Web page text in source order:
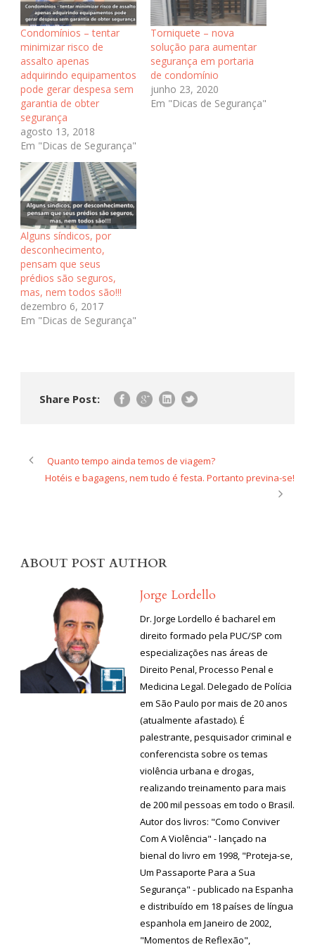
Condomínios – tentar
minimizar risco de
assalto apenas
adquirindo equipamentos
pode gerar despesa sem
garantia de obter
segurança
agosto 13, 2018
Em "Dicas de Segurança"
Torniquete – nova
solução para aumentar
segurança em portaria
de condomínio
junho 23, 2020
Em "Dicas de Segurança"
Alguns síndicos, por
desconhecimento,
pensam que seus
prédios são seguros,
mas, nem todos são!!!
dezembro 6, 2017
Em "Dicas de Segurança"
Share Post:
Quanto tempo ainda temos de viagem?
Hotéis e bagagens, nem tudo é festa. Portanto previna-se!
ABOUT POST AUTHOR
Jorge Lordello
Dr. Jorge Lordello é bacharel em
direito formado pela PUC/SP com
especializações nas áreas de
Direito Penal, Processo Penal e
Medicina Legal. Delegado de Polícia
em São Paulo por mais de 20 anos
(atualmente afastado). É
palestrante, pesquisador criminal e
conferencista sobre os temas
violência urbana e drogas,
realizando treinamento para mais
de 200 mil pessoas em todo o Brasil.
Autor dos livros: "Como Conviver
Com A Violência" - lançado na
bienal do livro em 1998, "Proteja-se,
Um Passaporte Para a Sua
Segurança" - publicado na Espanha
e distribuído em 18 países de língua
espanhola em Janeiro de 2002,
"Momentos de Reflexão",